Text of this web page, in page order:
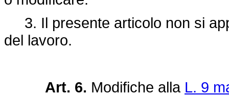
3. Il presente articolo non si
del lavoro.
Art. 6. Modifiche alla L. 9